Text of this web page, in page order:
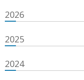
2026
2025
2024